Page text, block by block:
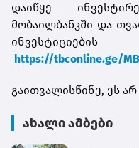
დაიწყე
მობაილბანკში და
https://tbconline.ge/
გაითვალისწინე, ეს
ახალი ამბები